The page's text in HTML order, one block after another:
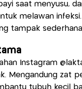
saat menyusu,
melawan infeksi.
tampak
Instagram
Mengandung zat
tubuh kecil